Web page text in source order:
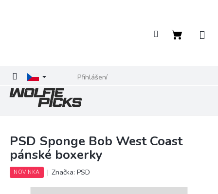
Přihlášení
Nákupní
PSD Sponge Bob West Coast
pánské boxerky
NOVINKA Značka:PSD